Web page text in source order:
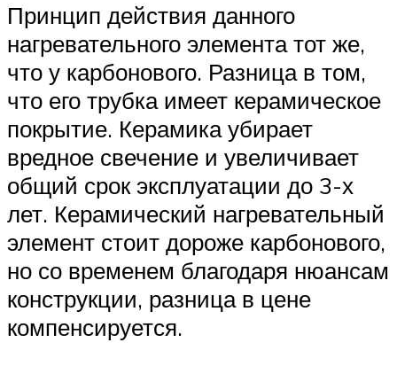
Принцип действия данного
нагревательного элемента тот же,
что у карбонового. Разница в том,
что его трубка имеет керамическое
покрытие. Керамика убирает
вредное свечение и увеличивает
общий срок эксплуатации до 3-х
лет. Керамический нагревательный
элемент стоит дороже карбонового,
но со временем благодаря нюансам
конструкции, разница в цене
компенсируется.